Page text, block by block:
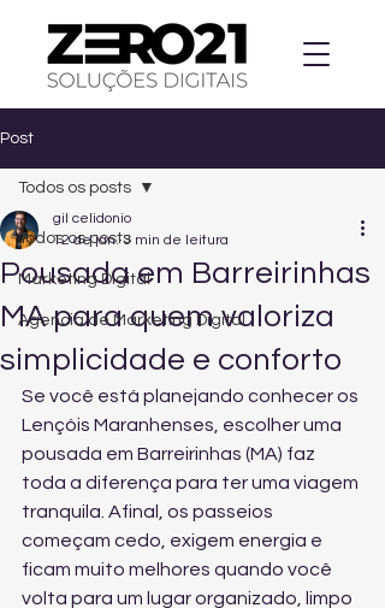
Post
Todos os posts
Marketing Digital
Agencia de Marketing Digital
Todos os posts
Pousada em Barreirinhas
MA para quem valoriza
simplicidade e conforto
gil celidonio
12 de jan. 3 min de leitura
Se você está planejando conhecer os
Lençóis Maranhenses, escolher uma
pousada em Barreirinhas (MA) faz
toda a diferença para ter uma viagem
tranquila. Afinal, os passeios
começam cedo, exigem energia e
ficam muito melhores quando você
volta para um lugar organizado, limpo